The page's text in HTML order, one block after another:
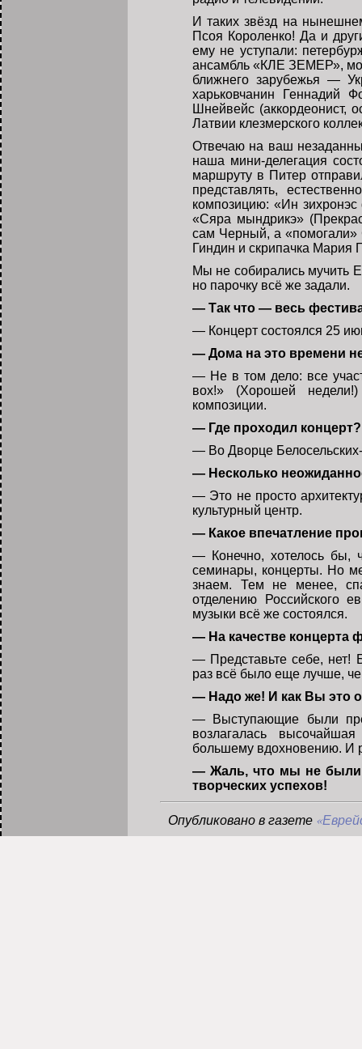
И таких звёзд на
Псоя Короленко! Да и
ему не уступали:
ансамбль «КЛЕ ЗЕМЕР»,
ближнего зарубежья —
харьковчанин Геннадий
Шнейвейс (аккордеонист,
Латвии клезмерского
Отвечаю на ваш
наша мини-делегация
маршруту в Питер
представлять,
композицию: «Ин
«Сяра мындрикэ»
сам Черный, а
Гиндин и скрипачка Мария
Мы не собирались мучить
но парочку всё же задали.
— Так что — весь
— Концерт состоялся 25
— Дома на это времени
— Не в том дело: все
вох!» (Хорошей недели!)
композиции.
— Где проходил концерт?
— Во Дворце
— Несколько
— Это не просто
культурный центр.
— Какое впечатление
— Конечно, хотелось бы,
семинары, концерты. Но
знаем. Тем не менее,
отделению Российского
музыки всё же состоялся.
— На качестве концерта
— Представьте себе, нет!
раз всё было еще лучше,
— Надо же! И как Вы это
— Выступающие были
возлагалась
большему вдохновению. И
— Жаль, что мы не были
творческих успехов!
Опубликовано в газете